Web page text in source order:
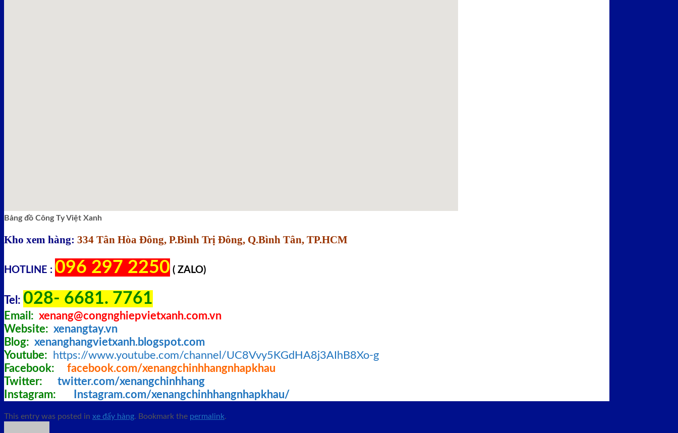
Bảng đồ Công Ty Việt Xanh
Kho xem hàng: 334 Tân Hòa Đông, P.Bình Trị Đông, Q.Bình Tân, TP.HCM
HOTLINE : 096 297 2250 ( ZALO)
Tel: 028- 6681. 7761
Email: xenang@congnghiepvietxanh.com.vn
Website: xenangtay.vn
Blog: xenanghangvietxanh.blogspot.com
Youtube:
https://www.youtube.com/channel/UC8Vvy5KGdHA8j3AIhB8Xo-g
Facebook:
facebook.com/xenangchinhhangnhapkhau
Twitter:
twitter.com/xenangchinhhang
Instagram:
Instagram.com/xenangchinhhangnhapkhau/
This entry was posted in xe đẩy hàng. Bookmark the permalink.